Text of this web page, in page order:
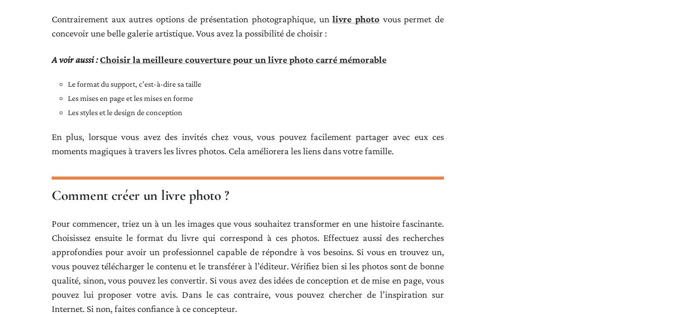
Contrairement aux autres options de présentation photographique, unlivre photo vous permet de
concevoir une belle galerie artistique. Vous avez la possibilité de choisir :
A voir aussi :Choisir la meilleure couverture pour un livre photo carré mémorable
Le format du support, c’est-à-dire sa taille
Les mises en page et les mises en forme
Les styles et le design de conception
En plus, lorsque vous avez des invités chez vous, vous pouvez facilement partager avec eux ces
moments magiques à travers les livres photos. Cela améliorera les liens dans votre famille.
Comment créer un livre photo ?
Pour commencer, triez un à un les images que vous souhaitez transformer en une histoire fascinante.
Choisissez ensuite le format du livre qui correspond à ces photos. Effectuez aussi des recherches
approfondies pour avoir un professionnel capable de répondre à vos besoins. Si vous en trouvez un,
vous pouvez télécharger le contenu et le transférer à l’éditeur. Vérifiez bien si les photos sont de bonne
qualité, sinon, vous pouvez les convertir. Si vous avez des idées de conception et de mise en page, vous
pouvez lui proposer votre avis. Dans le cas contraire, vous pouvez chercher de l’inspiration sur
Internet. Si non, faites confiance à ce concepteur.